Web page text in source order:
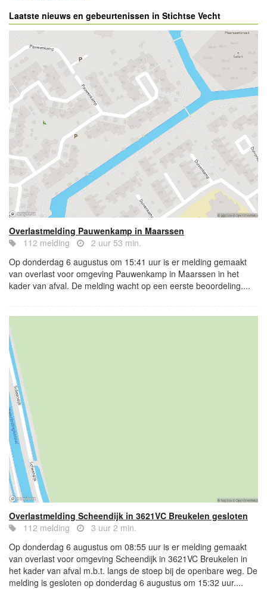
Laatste nieuws en gebeurtenissen in Stichtse Vecht
Overlastmelding Pauwenkamp in Maarssen
112 melding
2 uur 53 min.
Op donderdag 6 augustus om 15:41 uur is er melding gemaakt
van overlast voor omgeving Pauwenkamp in Maarssen in het
kader van afval. De melding wacht op een eerste beoordeling....
Overlastmelding Scheendijk in 3621VC Breukelen gesloten
112 melding
3 uur 2 min.
Op donderdag 6 augustus om 08:55 uur is er melding gemaakt
van overlast voor omgeving Scheendijk in 3621VC Breukelen in
het kader van afval m.b.t. langs de stoep bij de openbare weg. De
melding is gesloten op donderdag 6 augustus om 15:32 uur....